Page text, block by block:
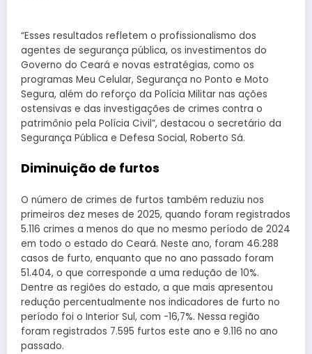
“Esses resultados refletem o profissionalismo dos
agentes de segurança pública, os investimentos do
Governo do Ceará e novas estratégias, como os
programas Meu Celular, Segurança no Ponto e Moto
Segura, além do reforço da Polícia Militar nas ações
ostensivas e das investigações de crimes contra o
patrimônio pela Polícia Civil”, destacou o secretário da
Segurança Pública e Defesa Social, Roberto Sá.
Diminuição de furtos
O número de crimes de furtos também reduziu nos
primeiros dez meses de 2025, quando foram registrados
5.116 crimes a menos do que no mesmo período de 2024
em todo o estado do Ceará. Neste ano, foram 46.288
casos de furto, enquanto que no ano passado foram
51.404, o que corresponde a uma redução de 10%.
Dentre as regiões do estado, a que mais apresentou
redução percentualmente nos indicadores de furto no
período foi o Interior Sul, com -16,7%. Nessa região
foram registrados 7.595 furtos este ano e 9.116 no ano
passado.